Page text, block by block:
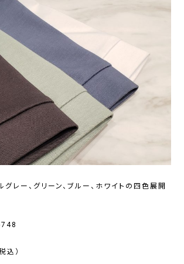
レー、グリーン、ブルー、ホワイトの四色展開
込）